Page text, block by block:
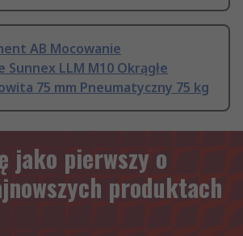
AB Mocowanie
LLM M10 Okrągłe
75 mm Pneumatyczny 75 kg
jako pierwszy o
produktach